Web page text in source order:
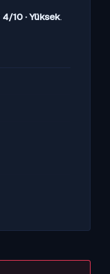
4/10 · Yüksek.